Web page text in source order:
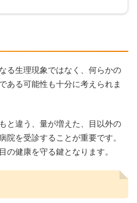
る生理現象ではなく、何らかの
ある可能性も十分に考えられま
と違う、量が増えた、目以外の
院を受診することが重要です。
の健康を守る鍵となります。